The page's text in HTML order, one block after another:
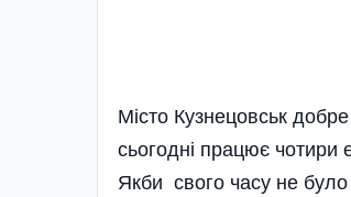
Місто Кузнецовськ
сьогодні працює чотири
Якби свого часу не